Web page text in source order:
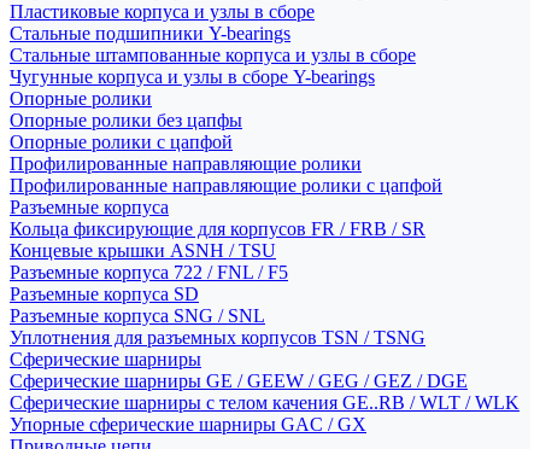
Пластиковые корпуса и узлы в сборе
Стальные подшипники Y-bearings
Стальные штампованные корпуса и узлы в сборе
Чугунные корпуса и узлы в сборе Y-bearings
Опорные ролики
Опорные ролики без цапфы
Опорные ролики с цапфой
Профилированные направляющие ролики
Профилированные направляющие ролики с цапфой
Разъемные корпуса
Кольца фиксирующие для корпусов FR / FRB / SR
Концевые крышки ASNH / TSU
Разъемные корпуса 722 / FNL / F5
Разъемные корпуса SD
Разъемные корпуса SNG / SNL
Уплотнения для разъемных корпусов TSN / TSNG
Сферические шарниры
Сферические шарниры GE / GEEW / GEG / GEZ / DGE
Сферические шарниры с телом качения GE..RB / WLT / WLK
Упорные сферические шарниры GAC / GX